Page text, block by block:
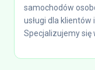
samochodów
usługi dla klientów
Specjalizujemy się